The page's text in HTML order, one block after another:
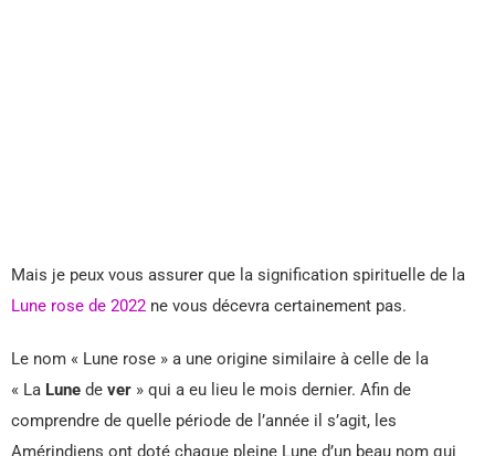
Mais je peux vous assurer que la signification spirituelle de la
Lune rose de 2022 ne vous décevra certainement pas.
Le nom « Lune rose » a une origine similaire à celle de la
« La Lune de ver » qui a eu lieu le mois dernier. Afin de
comprendre de quelle période de l’année il s’agit, les
Amérindiens ont doté chaque pleine Lune d’un beau nom qui